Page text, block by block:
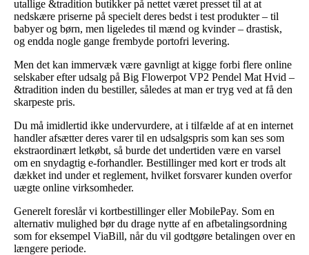
utallige &tradition butikker på nettet været presset til at at
nedskære priserne på specielt deres bedst i test produkter – til
babyer og børn, men ligeledes til mænd og kvinder – drastisk,
og endda nogle gange frembyde portofri levering.
Men det kan immervæk være gavnligt at kigge forbi flere online
selskaber efter udsalg på Big Flowerpot VP2 Pendel Mat Hvid –
&tradition inden du bestiller, således at man er tryg ved at få den
skarpeste pris.
Du må imidlertid ikke undervurdere, at i tilfælde af at en internet
handler afsætter deres varer til en udsalgspris som kan ses som
ekstraordinært letkøbt, så burde det undertiden være en varsel
om en snydagtig e-forhandler. Bestillinger med kort er trods alt
dækket ind under et reglement, hvilket forsvarer kunden overfor
uægte online virksomheder.
Generelt foreslår vi kortbestillinger eller MobilePay. Som en
alternativ mulighed bør du drage nytte af en afbetalingsordning
som for eksempel ViaBill, når du vil godtgøre betalingen over en
længere periode.